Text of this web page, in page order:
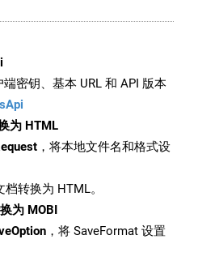
密钥、基本 URL 和 API 版本
为 HTML
，将本地文件名和格式设
转换为 HTML。
为 MOBI
，将 SaveFormat 设置